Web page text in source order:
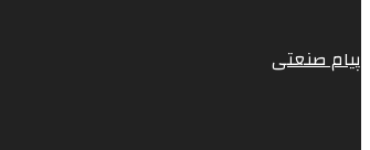
پیام صنعتی